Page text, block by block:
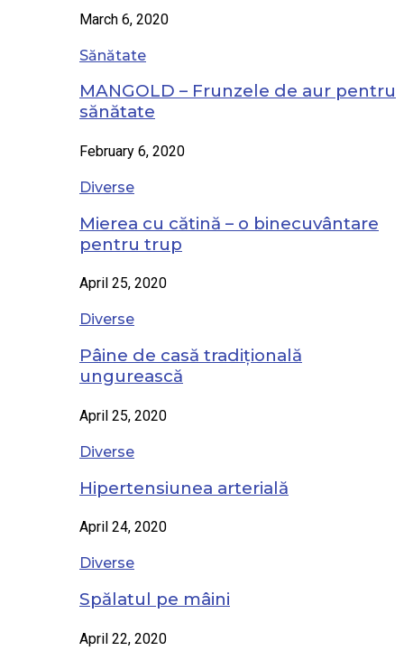
March 6, 2020
Sănătate
MANGOLD – Frunzele de aur pentru
sănătate
February 6, 2020
Diverse
Mierea cu cătină – o binecuvântare
pentru trup
April 25, 2020
Diverse
Pâine de casă tradițională
ungurească
April 25, 2020
Diverse
Hipertensiunea arterială
April 24, 2020
Diverse
Spălatul pe mâini
April 22, 2020